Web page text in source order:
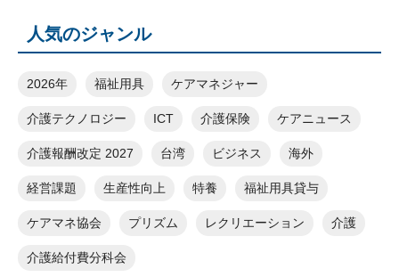
人気のジャンル
2026年 福祉用具 ケアマネジャー
介護テクノロジー ICT 介護保険 ケアニュース
介護報酬改定 2027 台湾 ビジネス 海外
経営課題 生産性向上 特養 福祉用具貸与
ケアマネ協会 プリズム レクリエーション 介護
介護給付費分科会